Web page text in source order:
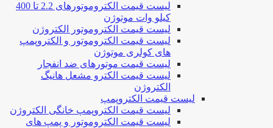
لیست قیمت الکتروموتورهای 2.2 تا 400
کیلو وات موتوژن
لیست قیمت الکتروموتور الکتروژن
لیست قیمت الکتروموتور و الکتروپمپ
های کولری موتوژن
لیست قیمت موتورهای ضد انفجار
لیست قیمت الکترو مشعل هانیگ
الکتروژن
لیست قیمت الکتروپمپ
لیست قیمت الکتروپمپ خانگی الکتروژن
لیست قیمت الکتروموتور و پمپ های